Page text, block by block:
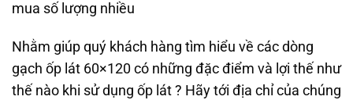
mua số lượng nhiều
Nhằm giúp quý khách hàng tìm hiểu về các dòng
gạch ốp lát 60×120 có những đặc điểm và lợi thế như
thế nào khi sử dụng ốp lát ? Hãy tới địa chỉ của chúng